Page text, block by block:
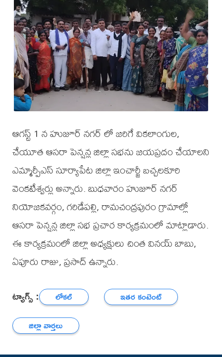
ఆగస్ట్ 1 న హుజూర్ నగర్ లో జరిగే వికలాంగుల,
చేయూత ఆసరా పెన్షన్ల జిల్లా సభను జయప్రదం చేయాలని
ఎమ్మార్పీఎస్ సూర్యాపేట జిల్లా ఇంచార్జీ బచ్చలకూరి
వెంకటేశ్వర్లు అన్నారు. బుధవారం హుజూర్ నగర్
నియోజకవర్గం, గరిడేపల్లి, రామచంద్రపురం గ్రామాల్లో
ఆసరా పెన్షన్ల జిల్లా సభ ప్రచార కార్యక్రమంలో మాట్లాడారు.
ఈ కార్యక్రమంలో జిల్లా అధ్యక్షులు చింత వినయ్ బాబు,
ఏపూరు రాజు, ప్రసాద్ ఉన్నారు.
ట్యాగ్స్ : లోకల్
ఇతర కంటెంట్
జిల్లా వార్తలు